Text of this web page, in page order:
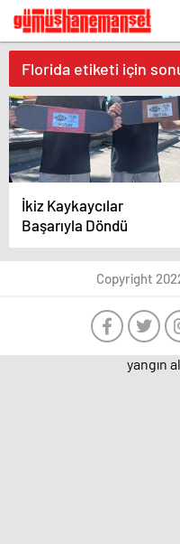
Florida etiketi için
İkiz Kaykaycılar
Başarıyla Döndü
Copyright
yangın